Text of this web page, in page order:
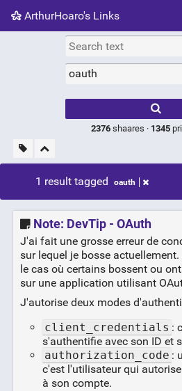
ArthurHoaro's Links
Picture wall
2376 shaares · 1345
1 result tagged oauth
Note: DevTip - OAuth
J'ai fait une grosse erreur de
sur lequel je bosse
le cas où certains bossent ou
sur une application utilisant
J'autorise deux modes
client_credentials :
s'authentifie avec son ID et
authorization_code :
c'est l'utilisateur qui
à son compte.